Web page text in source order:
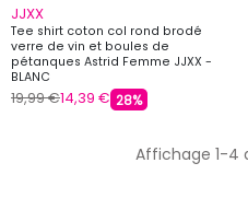
JJXX
Tee shirt coton col rond brodé
verre de vin et boules de
pétanques Astrid Femme JJXX -
BLANC
19,99 €14,39 € 28%
Affichage 1-4